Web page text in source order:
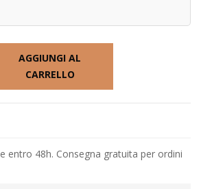
AGGIUNGI AL
CARRELLO
entro 48h. Consegna gratuita per ordini